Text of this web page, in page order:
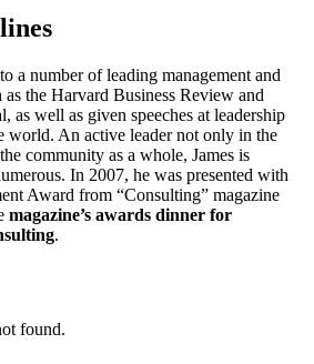
a number of leading management and
as the Harvard Business Review and
as well as given speeches at leadership
world. An active leader not only in the
community as a whole, James is
In 2007, he was presented with
Award from “Consulting” magazine
magazine’s awards dinner for
.
found.